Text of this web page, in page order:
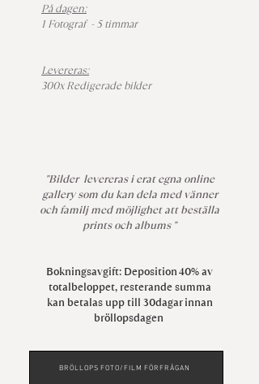
På dagen:
1 Fotograf - 5 timmar
Levereras:
300x Redigerade bilder
"Bilder levereras i erat egna online
gallery som du kan dela med vänner
och familj med möjlighet att beställa
prints och albums "
Bokningsavgift: Deposition 40% av
totalbeloppet, resterande summa
kan betalas upp till 30dagar innan
bröllopsdagen
BRÖLLOPS FOTO/FILM FÖRFRÅGAN